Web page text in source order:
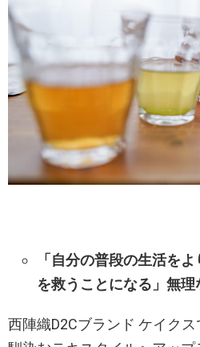
「自分の普段の生活を
を救うことになる」無
西陣織D2Cブランド ケイク